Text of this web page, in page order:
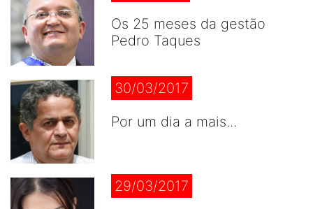
Os 25 meses da gestão
Pedro Taques
30/03/2017
Por um dia a mais...
29/03/2017